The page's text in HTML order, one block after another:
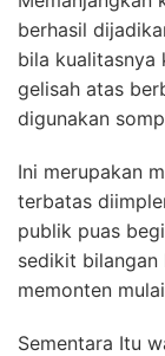
berhasil
bila kualitasnya
gelisah atas
digunakan
Ini merupakan
terbatas
publik puas
sedikit
memonten
Sementara Itu